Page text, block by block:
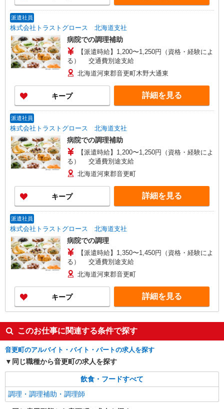
派遣社員
株式会社トラストグロース 北海道支社
病院での調理補助
【派遣時給】1,200〜1,250円（資格・経験によ
る） 交通費別途支給
北海道河東郡音更町木野大通東
キープ 詳細を見る
派遣社員
株式会社トラストグロース 北海道支社
病院での調理補助
【派遣時給】1,200〜1,250円（資格・経験によ
る） 交通費別途支給
北海道河東郡音更町
キープ 詳細を見る
派遣社員
株式会社トラストグロース 北海道支社
病院での調理
【派遣時給】1,350〜1,450円（資格・経験によ
る） 交通費別途支給
北海道河東郡音更町
キープ 詳細を見る
このお仕事に関連する条件で探す
音更町のアルバイト・バイト・パートの求人を探す
同じ職種から音更町の求人を探す
飲食・フードすべて
調理・調理補助・調理師